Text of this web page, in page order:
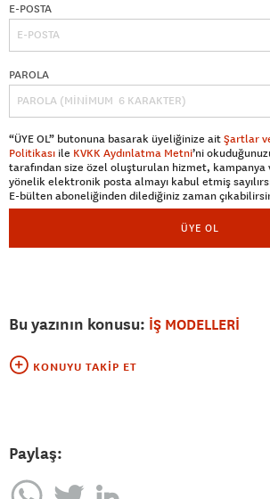
E-POSTA
PAROLA
“ÜYE OL” butonuna basarak üyeliğinize aitŞartlar
Politikası ile KVKK Aydınlatma Metni’ni
tarafından size özel oluşturulan hizmet, kampanya
yönelik elektronik posta almayı kabul etmiş
E-bülten aboneliğinden dilediğiniz zaman
ÜYE OL
Bu yazının konusu: İŞ MODELLERİ
KONUYU TAKIP ET
Paylaş: